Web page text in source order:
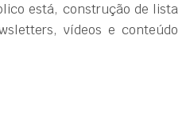
está, construção de lista
vídeos e conteúdo